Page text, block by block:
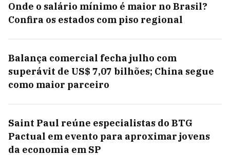
Onde o salário mínimo é maior no Brasil?
Confira os estados com piso regional
Balança comercial fecha julho com
superávit de US$ 7,07 bilhões; China segue
como maior parceiro
Saint Paul reúne especialistas do BTG
Pactual em evento para aproximar jovens
da economia em SP